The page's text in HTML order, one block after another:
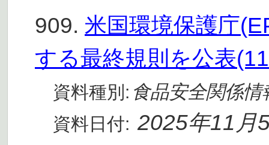
909. 米国環境保護庁
する最終規則を公表
資料種別: 食品安全関係情
資料日付: 2025年11月